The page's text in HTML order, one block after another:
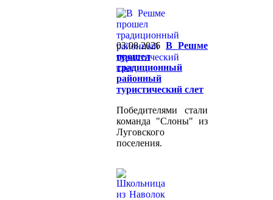
03.08.2026 В Решме
прошел
традиционный
районный
туристический слет
Победителями стали
команда "Слоны" из
Луговского
поселения.